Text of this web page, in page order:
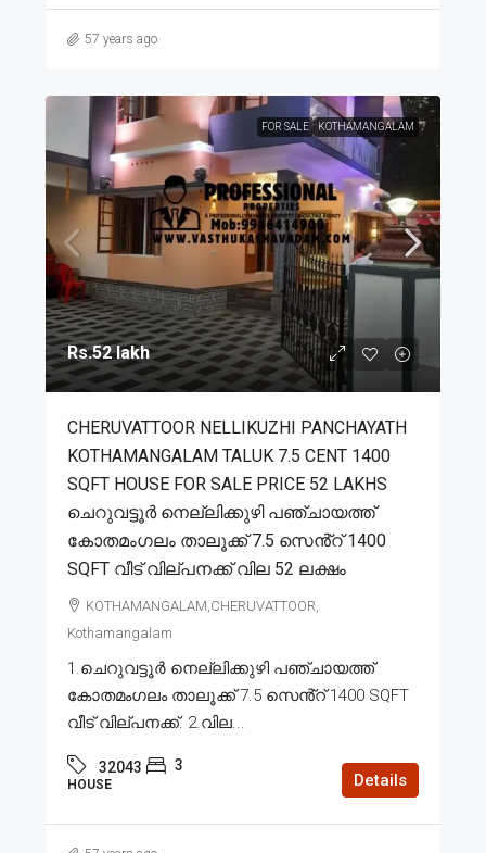
57 years ago
FOR SALE KOTHAMANGALAM
Rs.52 lakh
CHERUVATTOOR NELLIKUZHI PANCHAYATH
KOTHAMANGALAM TALUK 7.5 CENT 1400
SQFT HOUSE FOR SALE PRICE 52 LAKHS
ചെറുവട്ടൂർ നെല്ലിക്കുഴി പഞ്ചായത്ത്
കോതമംഗലം താലൂക്ക് 7.5 സെൻ്റ് 1400
SQFT വീട് വില്പനക്ക് വില 52 ലക്ഷം
KOTHAMANGALAM,CHERUVATTOOR,
Kothamangalam
1.ചെറുവട്ടൂർ നെല്ലിക്കുഴി പഞ്ചായത്ത്
കോതമംഗലം താലൂക്ക് 7.5 സെൻ്റ് 1400 SQFT
വീട് വില്പനക്ക്. 2.വില...
32043 3
HOUSE Details